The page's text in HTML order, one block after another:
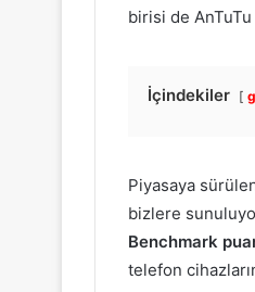
birisi de
İçindekiler
Piyasaya
bizlere
Benchmark
telefon